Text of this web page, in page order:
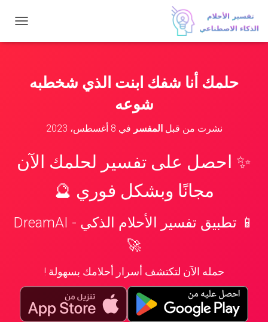
ب
حلمك أنا شفك ابنت الذي شخطبه
شوعه
نشرت من قبلالمفسر في 8 أغسطس، 2023
✨ احصل على تفسير لحلمك الآن
مجانًا وبشكل فوري 🔮
📱 تطبيق تفسير الأحلام الذكي - DreamAI
🚀
حمله الآن لتكتشف أسرار أحلامك بسهولة !